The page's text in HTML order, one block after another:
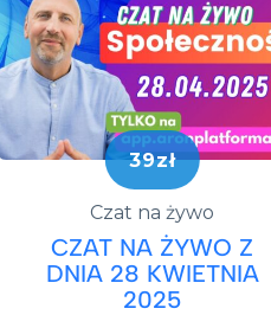
39zł
Czat na żywo
CZAT NA ŻYWO Z
DNIA 28 KWIETNIA
2025